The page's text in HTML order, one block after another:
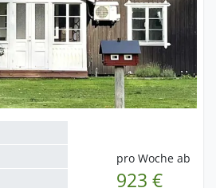
pro Woche ab
923 €